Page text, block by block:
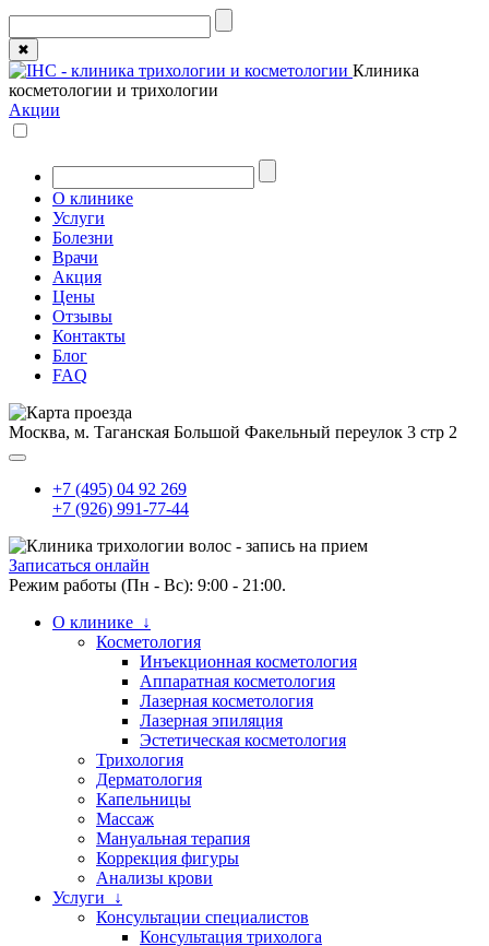
✖
Клиника
косметологии и трихологии
Акции
О клинике
Услуги
Болезни
Врачи
Акция
Цены
Отзывы
Контакты
Блог
FAQ
Москва, м. Таганская Большой Факельный переулок 3 стр 2
+7 (495) 04 92 269
+7 (926) 991-77-44
Записаться онлайн
Режим работы (Пн - Вс): 9:00 - 21:00.
О клинике ↓
Косметология
Инъекционная косметология
Аппаратная косметология
Лазерная косметология
Лазерная эпиляция
Эстетическая косметология
Трихология
Дерматология
Капельницы
Массаж
Мануальная терапия
Коррекция фигуры
Анализы крови
Услуги ↓
Консультации специалистов
Консультация трихолога